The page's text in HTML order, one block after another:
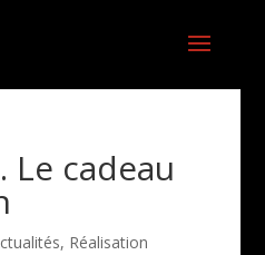
cadeau
, Réalisation